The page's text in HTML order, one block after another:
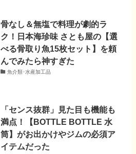
骨なし＆無塩で料理が劇的ラ
ク！日本海珍味 さとも屋の【選
べる骨取り魚15枚セット】を頼
んでみたら神すぎた
魚介類･水産加工品
「センス抜群」見た目も機能も
満点！【BOTTLE BOTTLE 水
筒】がお出かけやジムの必須ア
イテムだった